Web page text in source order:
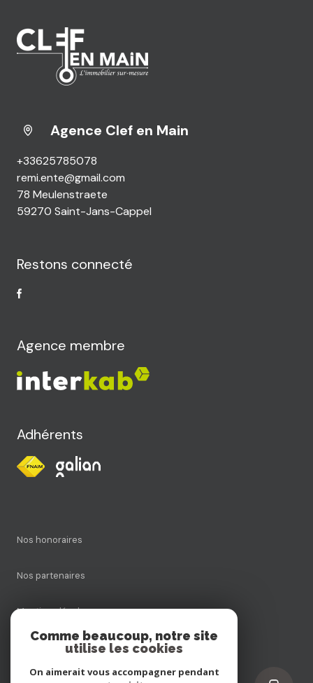
Agence Clef en Main
+33625785078
remi.ente@gmail.com
78 Meulenstraete
59270 Saint-Jans-Cappel
Restons connecté
Agence membre
Adhérents
Nos honoraires
Nos partenaires
Mentions légales
Comme beaucoup, notre site
utilise les cookies
On aimerait vous accompagner pendant